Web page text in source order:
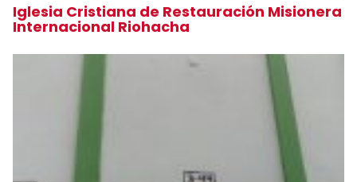
Iglesia Cristiana de Restauración Misionera
Internacional Riohacha